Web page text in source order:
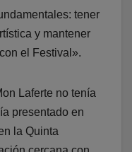
tener
y mantener
el Festival».
Laferte no tenía
presentado en
la Quinta